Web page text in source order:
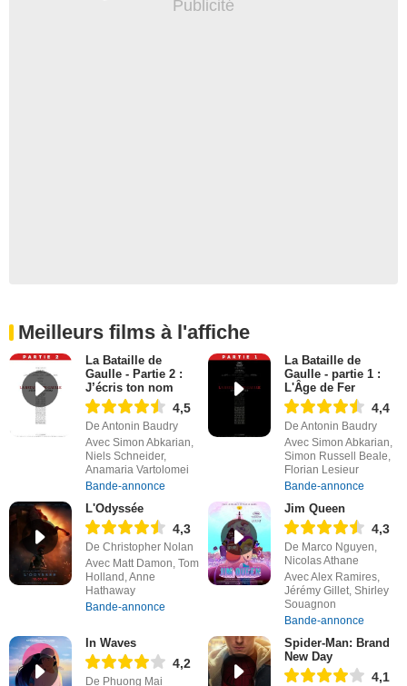
Meilleurs films à l'affiche
La Bataille de
Gaulle - Partie 2 :
J’écris ton nom
4,5
De Antonin Baudry
Avec Simon Abkarian,
Niels Schneider,
Anamaria Vartolomei
Bande-annonce
La Bataille de
Gaulle - partie 1 :
L'Âge de Fer
4,4
De Antonin Baudry
Avec Simon Abkarian,
Simon Russell Beale,
Florian Lesieur
Bande-annonce
L'Odyssée
4,3
De Christopher Nolan
Avec Matt Damon, Tom
Holland, Anne
Hathaway
Bande-annonce
Jim Queen
4,3
De Marco Nguyen,
Nicolas Athane
Avec Alex Ramires,
Jérémy Gillet, Shirley
Souagnon
Bande-annonce
In Waves
4,2
De Phuong Mai
Spider-Man: Brand
New Day
4,1